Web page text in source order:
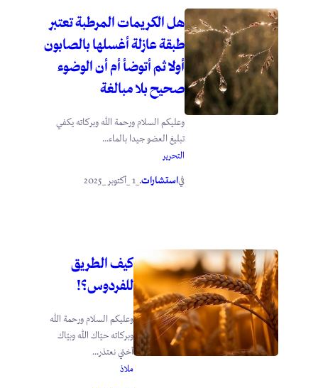
هل الكريمات المرطبة تعتبر
طبقة عازلة أغسلها بالصابون
أولا ثم أتوضأ أم أن الوضوء
صحيح بلا مبالغة
وعليكم السلام ورحمة الله وبركاته يكفي
تبليغ العضو جيدا بالماء...
التحرير
فياستشارات.
كيف الطريق
للفردوس؟!
وعليكم السلام ورحمة الله
وبركاته حيّاك الله وبيّاك
أختي نعتذر...
ملاذ